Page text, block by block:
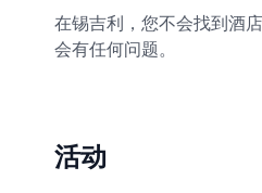
在锡吉利，您不会找到酒
会有任何问题。
活动